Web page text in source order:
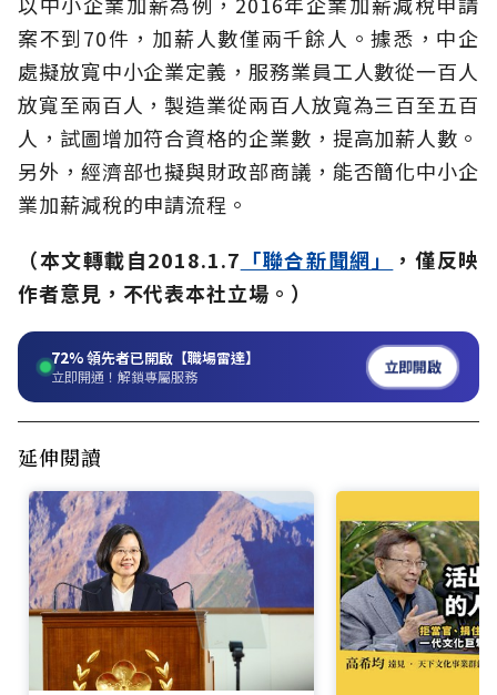
案不到70件，加薪人數僅兩千餘人。據悉，中企
處擬放寬中小企業定義，服務業員工人數從一百人
放寬至兩百人，製造業從兩百人放寬為三百至五百
人，試圖增加符合資格的企業數，提高加薪人數。
另外，經濟部也擬與財政部商議，能否簡化中小企
業加薪減稅的申請流程。
（本文轉載自2018.1.7 「聯合新聞網」
，僅反映
作者意見，不代表本社立場。）
72%領先者已開啟【職場雷達】
立即開通！解鎖專屬服務 立即開啟
延伸閱讀